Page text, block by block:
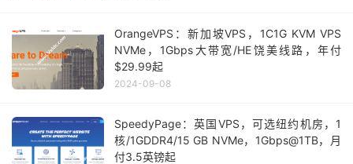
OrangeVPS：新加坡VPS，1C1G KVM VPS
NVMe，1Gbps大带宽/HE饶美线路，年付
$29.99起
2024-09-08
SpeedyPage：英国VPS，可选纽约机房，1
核/1GDDR4/15 GB NVMe，1Gbps@1TB，月
付3.5英镑起